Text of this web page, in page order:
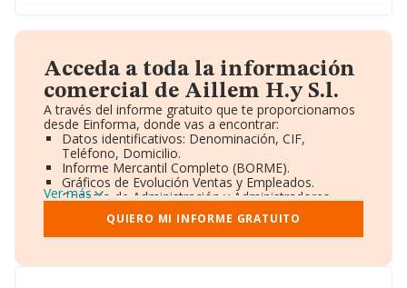
Acceda a toda la información
comercial de Aillem H.y S.l.
A través del informe gratuito que te proporcionamos
desde Einforma, donde vas a encontrar:
Datos identificativos: Denominación, CIF,
Teléfono, Domicilio.
Informe Mercantil Completo (BORME).
Gráficos de Evolución Ventas y Empleados.
Consejo de Administración y Administradores.
Directivos y Ejecutivos.
Accionistas.
Participaciones y Vinculaciones en otras empresas.
Información oficial y registral complementaria.
Ver más
QUIERO MI INFORME GRATUITO